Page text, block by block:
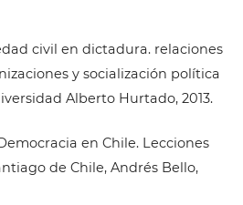
civil en dictadura. relaciones
y socialización política
Alberto Hurtado, 2013.
en Chile. Lecciones
de Chile, Andrés Bello,